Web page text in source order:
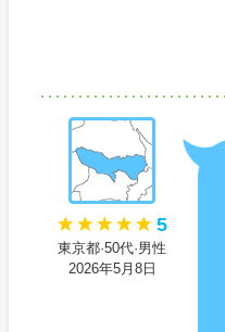
5
東京都·50代·男性
2026年5月8日